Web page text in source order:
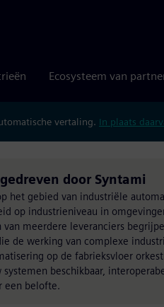
Ecosysteem van
vertaling. In plaats
door Syntami
het gebied van industriële
op industrieniveau in
meerdere leveranciers
de werking van complexe
op de fabrieksvloer
beschikbaar,
een belofte.